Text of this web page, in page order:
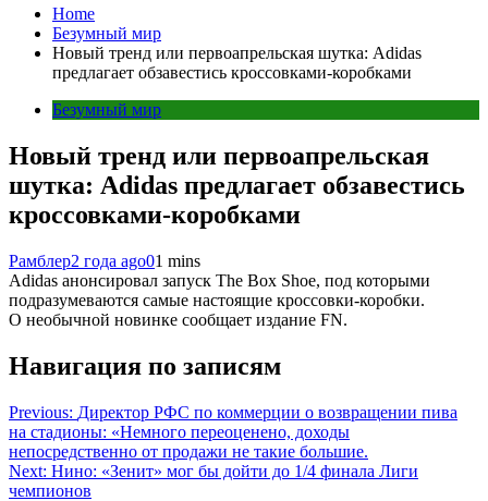
Home
Безумный мир
Новый тренд или первоапрельская шутка: Adidas
предлагает обзавестись кроссовками-коробками
Безумный мир
Новый тренд или первоапрельская
шутка: Adidas предлагает обзавестись
кроссовками-коробками
Рамблер2 года ago01 mins
Adidas анонсировал запуск The Box Shoe, под которыми
подразумеваются самые настоящие кроссовки-коробки.
О необычной новинке сообщает издание FN.
Навигация по записям
Previous: Директор РФС по коммерции о возвращении пива
на стадионы: «Немного переоценено, доходы
непосредственно от продажи не такие большие.
Next: Нино: «Зенит» мог бы дойти до 1/4 финала Лиги
чемпионов